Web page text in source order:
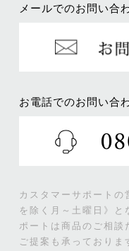
メールでのお問い合
お電話でのお問い合
カスタマーサポート
を除く月～土曜日》と
ポートは商品のご相談
ご提案も承っておりま